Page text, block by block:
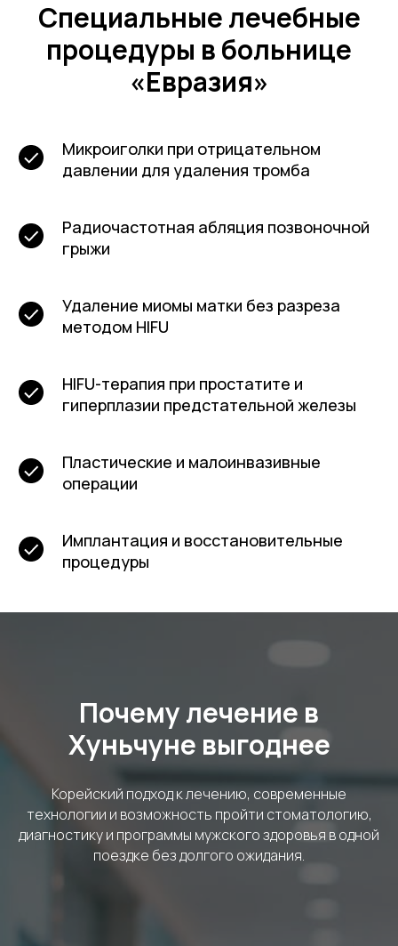
Специальные лечебные
процедуры в больнице
«Евразия»
Микроиголки при отрицательном
давлении для удаления тромба
Радиочастотная абляция позвоночной
грыжи
Удаление миомы матки без разреза
методом HIFU
HIFU-терапия при простатите и
гиперплазии предстательной железы
Пластические и малоинвазивные
операции
Имплантация и восстановительные
процедуры
Почему лечение в
Хуньчуне выгоднее
Корейский подход к лечению, современные
технологии и возможность пройти стоматологию,
диагностику и программы мужского здоровья в одной
поездке без долгого ожидания.